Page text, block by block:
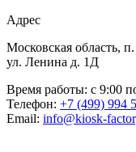
Адрес
Московская область,
ул. Ленина д. 1Д
Время работы: с 9:00
Телефон: +7 (499) 994
Email: info@kiosk-